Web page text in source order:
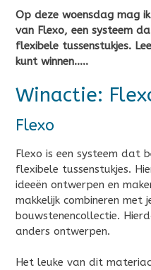
Op deze woensdag mag
van Flexo, een systeem
flexibele tussenstukjes.
kunt winnen…..
Winactie:
Flexo
Flexo is een systeem dat
flexibele tussenstukjes.
ideeën ontwerpen en
makkelijk combineren met
bouwstenencollectie.
anders ontwerpen.
Het leuke van dit